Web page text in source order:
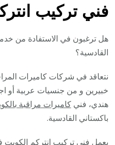
فني تركيب
هل ترغبون في الاستفادة من
القادسية؟
نتعاقد في شركات كاميرات
خبيرين و من جنسيات عربية أو
هندي، فنيكاميرات مراقبة
باكستاني القادسية.
يعمل فني تركيب انتركم الكويت